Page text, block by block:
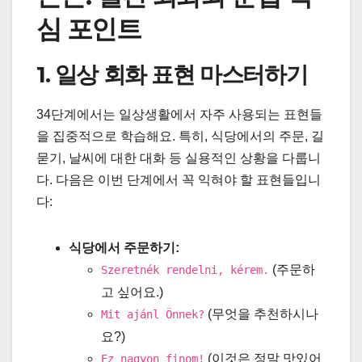
심 포인트
1. 일상 회화 표현 마스터하기
34단계에서는 일상생활에서 자주 사용되는 표현들
을 집중적으로 학습해요. 특히, 식당에서의 주문, 길
묻기, 날씨에 대한 대화 등 실용적인 상황을 다룹니
다. 다음은 이번 단계에서 꼭 익혀야 할 표현들입니
다:
식당에서 주문하기:
Szeretnék rendelni, kérem. (주문하
고 싶어요.)
Mit ajánl Önnek? (무엇을 추천하시나
요?)
Ez nagyon finom! (이것은 정말 맛있어